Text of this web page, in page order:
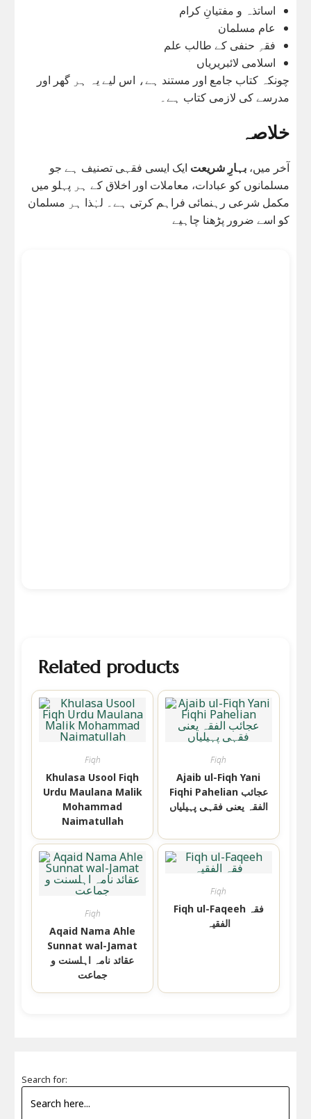
اساتذہ و مفتیانِ کرام
عام مسلمان
فقہِ حنفی کے طالب علم
اسلامی لائبریریاں
چونکہ کتاب جامع اور مستند ہے، اس لیے یہ ہر گھر اور
مدرسے کی لازمی کتاب ہے۔
خلاصہ
آخر میں،بہارِ شریعت ایک ایسی فقہی تصنیف ہے جو
مسلمانوں کو عبادات، معاملات اور اخلاق کے ہر پہلو میں
مکمل شرعی رہنمائی فراہم کرتی ہے۔ لہٰذا ہر مسلمان
کو اسے ضرور پڑھنا چاہیے
Related products
Fiqh
Khulasa Usool Fiqh
Urdu Maulana Malik
Mohammad
Naimatullah
Fiqh
Ajaib ul-Fiqh Yani
Fiqhi Pahelian عجائب
الفقہ یعنی فقہی پہیلیاں
Fiqh
Aqaid Nama Ahle
Sunnat wal-Jamat
عقائد نامہ اہلسنت و
جماعت
Fiqh
Fiqh ul-Faqeeh فقہ
الفقیہ
Search for: